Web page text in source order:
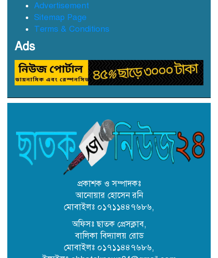
ছাতকে বর্ন্যাত দুইশ পরবিাররে মধ্যে
ত্রান
৩১ জুলাই নিবাচন অনু‌ষ্টিত হ‌বে ঢাকায়
জালালাবাদ অ্যাসোসিয়েশন নির্বাচনে
সদস্য (সুনামগঞ্জ) পদে প্রার্থী একেএম
রিপন তালুকদার
নামজারি বাতিল, এসএ খতিয়ানে
পুনর্বহালের নির্দেশ
কোম্পানীগঞ্জে শিক্ষকের বিরুদ্ধে
ছাতকে অবৈধ বালু উত্তোলনে ব্যবহৃত
২ বাংলা ড্রেজার জব্দ, আটক ২
Advertisement
Sitemap Page
Terms & Conditions
Ads
প্রকাশক ও সম্পাদকঃ
আনোয়ার হোসেন রনি
মোবাইলঃ ০১৭১১৪৪৭৬৮৬,
অফিসঃ ছাতক প্রেসক্লাব,
বালিকা বিদ্যালয় রোড
মোবাইলঃ ০১৭১১৪৪৭৬৮৬,